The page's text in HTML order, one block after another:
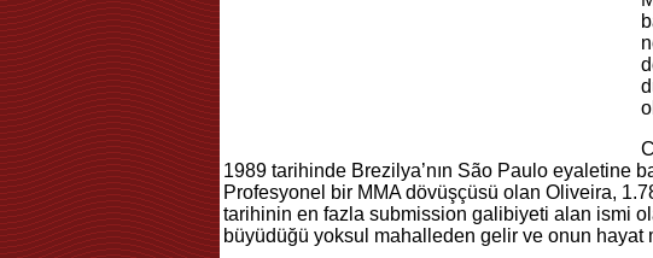
1989 tarihinde Brezilya’nın São Paulo eyaletine
Profesyonel bir MMA dövüşçüsü olan Oliveira,
tarihinin en fazla submission galibiyeti alan ismi
büyüdüğü yoksul mahalleden gelir ve onun hayat